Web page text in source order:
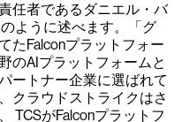
任者であるダニエル・バ
ように述べます。「グ
たFalconプラットフォー
のAIプラットフォームと
ートナー企業に選ばれて
クラウドストライクはさ
TCSがFalconプラットフ